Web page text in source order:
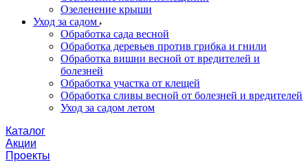
Озеленение крыши
Уход за садом
Обработка сада весной
Обработка деревьев против грибка и гнили
Обработка вишни весной от вредителей и
болезней
Обработка участка от клещей
Обработка сливы весной от болезней и вредителей
Уход за садом летом
Каталог
Акции
Проекты